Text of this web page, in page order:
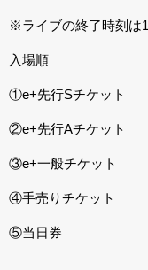
※ライブの終了時刻は
入場順
①e+先行Sチケット
②e+先行Aチケット
③e+一般チケット
④手売りチケット
⑤当日券